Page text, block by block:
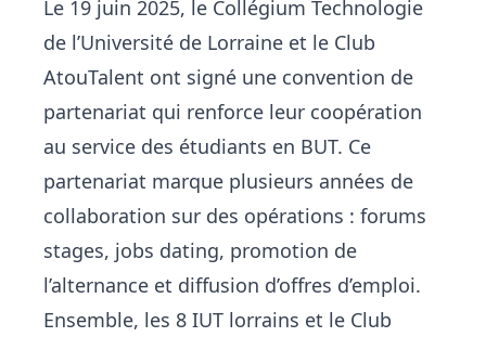
Le 19 juin 2025, le Collégium Technologie
de l’Université de Lorraine et le Club
AtouTalent ont signé une convention de
partenariat qui renforce leur coopération
au service des étudiants en BUT. Ce
partenariat marque plusieurs années de
collaboration sur des opérations : forums
stages, jobs dating, promotion de
l’alternance et diffusion d’offres d’emploi.
Ensemble, les 8 IUT lorrains et le Club